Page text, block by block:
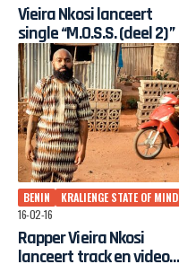
Vieira Nkosi lanceert
single “M.O.S.S. (deel 2)”
BENIN
KRALIENGE STATE OF MIND
16-02-16
Rapper Vieira Nkosi
lanceert track en video